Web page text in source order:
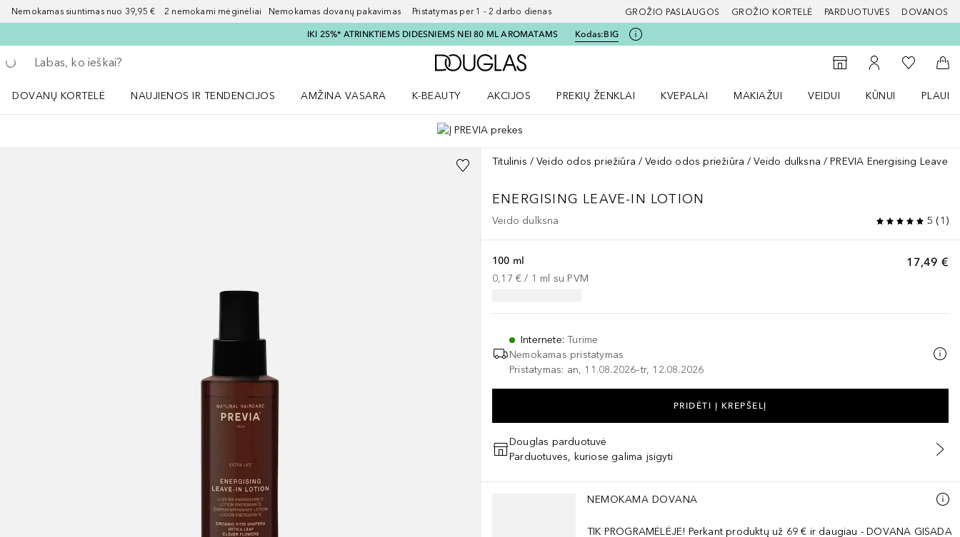
Nemokamas siuntimas nuo 39,95 € 2 nemokami mėginėliai Nemokamas dovanų pakavimas Pristatymas per 1 - 2 darbo dienas GROŽIO PASLAUGOS GROŽIO KORTELĖ PARDUOTUVĖS DOVANOS
IKI 25%* ATRINKTIEMS DIDESNIEMS NEI 80 ML AROMATAMS Kodas:BIG
Grįžk atgal
Vykdykite paiešką
Į Douglas pagrindinį puslapį
Į parduotuvių paiešką
Į mano paskyrą
Į mano
Į
DOVANŲ KORTELĖ
NAUJIENOS IR TENDENCIJOS
AMŽINA VASARA
K-BEAUTY
AKCIJOS
PREKIŲ ŽENKLAI
KVEPALAI
MAKIAŽUI
VEIDUI
KŪNUI
Titulinis Veido odos priežiūra Veido odos priežiūra Veido dulksna PREVIA Energising Leave-
ENERGISING LEAVE-IN LOTION
Veido dulksna 5 ( 1 )
17,49 €
100 ml
0,17 € / 1 ml su PVM
Internete:Turime
Nemokamas pristatymas
Pristatymas: an, 11.08.2026–tr, 12.08.2026
PRIDĖTI Į KREPŠELĮ
Douglas parduotuvė
Parduotuvės, kuriose galima įsigyti
Praleisti slankiklį
NEMOKAMA DOVANA
TIK PROGRAMĖLĖJE! Perkant produktų už 69 € ir daugiau - DOVANA GISADA